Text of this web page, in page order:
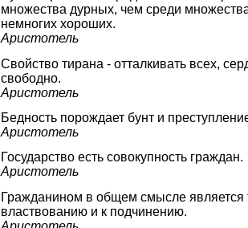
множества дурных, чем среди
немногих хороших.
Аристотель
Свойство тирана - отталкивать всех,
свободно.
Аристотель
Бедность порождает бунт и
Аристотель
Государство есть совокупность граждан.
Аристотель
Гражданином в общем смысле является
властвованию и к подчинению.